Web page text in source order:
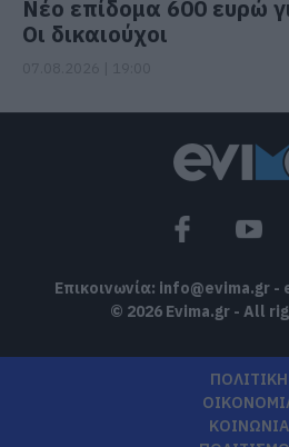
Νέο επίδομα 600 ευρώ
Οι δικαιούχοι
Επικοινωνία: info@evima.gr -
© 2026 Evima.gr - All
ΠΟΛΙΤΙΚΗ
ΚΟΙΝΩΝΙΑ